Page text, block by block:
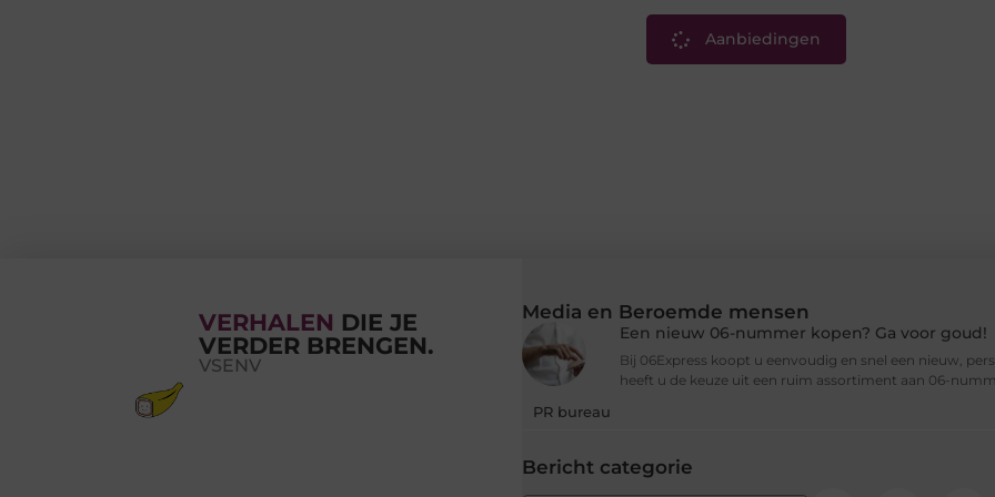
Aanbiedingen
VERHALEN DIE JE
VERDER BRENGEN.
VSENV
Media en Beroemde mensen
Een nieuw 06-nummer kopen? Ga voor goud!
Bij 06Express koopt u eenvoudig en snel een nieuw,
heeft u de keuze uit een ruim assortiment aan 06-
PR bureau
Bericht categorie